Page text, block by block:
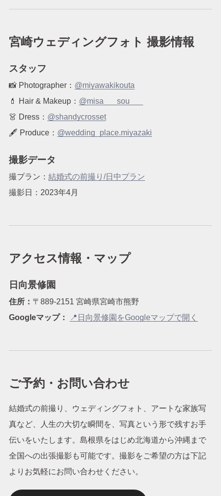
宮崎ウェディングフォト 撮影情報
スタッフ
📸 Photographer： @miyawakikouta
💄 Hair & Makeup： @misa___sou___
👗 Dress： @shandycrosset
🖋 Produce： @wedding_place.miyazaki
撮影データ
撮プラン： 結婚式の前撮り/日中プラン
撮影日：2023年4月
アクセス情報・マップ
日向景修園
住所： 〒889-2151 宮崎県宮崎市熊野
Googleマップ：
📍日向景修園をGoogleマップで開く
ご予約・お問い合わせ
結婚式の前撮り、ウェディングフォト、アートな家族写
真など、人生の大切な瞬間を、写真という形で残すお手
伝いをいたします。島根県をはじめ北海道から沖縄まで
全国への出張撮影も可能です。撮影をご希望の方は下記
よりお気軽にお問い合わせください。